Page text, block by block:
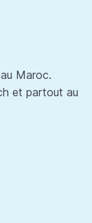
Maroc.
et partout au